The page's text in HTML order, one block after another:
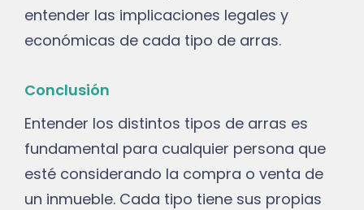
entender las implicaciones legales y
económicas de cada tipo de arras.
Conclusión
Entender los distintos tipos de arras es
fundamental para cualquier persona que
esté considerando la compra o venta de
un inmueble. Cada tipo tiene sus propias